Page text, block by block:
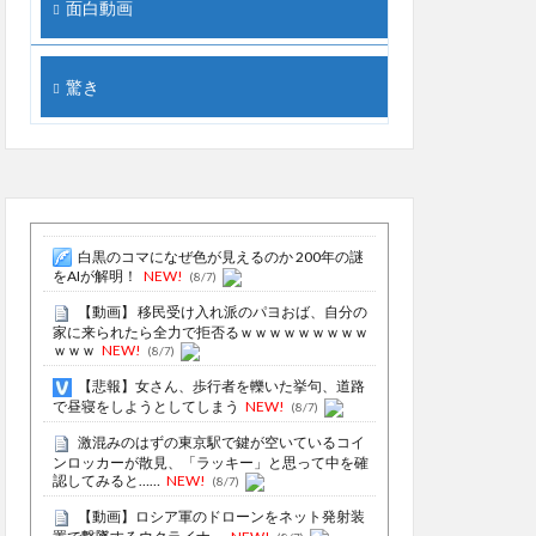
面白動画
驚き
白黒のコマになぜ色が見えるのか 200年の謎
をAIが解明！
NEW! (8/7)
【動画】 移民受け入れ派のパヨおば、自分の
家に来られたら全力で拒否るｗｗｗｗｗｗｗｗｗ
ｗｗｗ NEW! (8/7)
【悲報】女さん、歩行者を轢いた挙句、道路
で昼寝をしようとしてしまう NEW! (8/7)
激混みのはずの東京駅で鍵が空いているコイ
ンロッカーが散見、「ラッキー」と思って中を確
認してみると…… NEW! (8/7)
【動画】ロシア軍のドローンをネット発射装